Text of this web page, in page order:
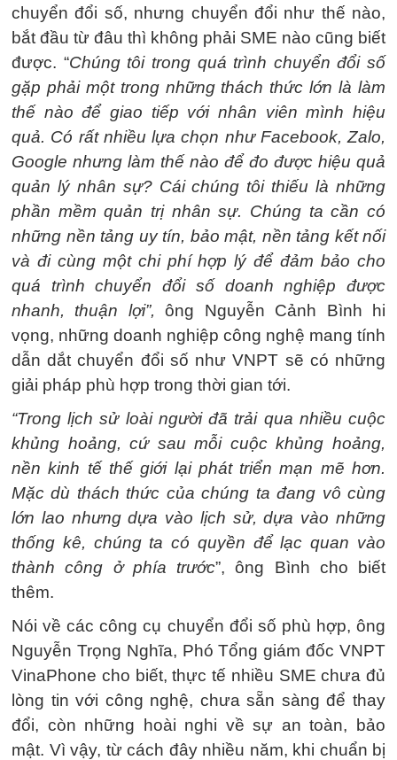
chuyển đổi số, nhưng chuyển đổi như thế nào,
bắt đầu từ đâu thì không phải SME nào cũng biết
được. “Chúng tôi trong quá trình chuyển đổi số
gặp phải một trong những thách thức lớn là làm
thế nào để giao tiếp với nhân viên mình hiệu
quả. Có rất nhiều lựa chọn như Facebook, Zalo,
Google nhưng làm thế nào để đo được hiệu quả
quản lý nhân sự? Cái chúng tôi thiếu là những
phần mềm quản trị nhân sự. Chúng ta cần có
những nền tảng uy tín, bảo mật, nền tảng kết nối
và đi cùng một chi phí hợp lý để đảm bảo cho
quá trình chuyển đổi số doanh nghiệp được
nhanh, thuận lợi”, ông Nguyễn Cảnh Bình hi
vọng, những doanh nghiệp công nghệ mang tính
dẫn dắt chuyển đổi số như VNPT sẽ có những
giải pháp phù hợp trong thời gian tới.
“Trong lịch sử loài người đã trải qua nhiều cuộc
khủng hoảng, cứ sau mỗi cuộc khủng hoảng,
nền kinh tế thế giới lại phát triển mạn mẽ hơn.
Mặc dù thách thức của chúng ta đang vô cùng
lớn lao nhưng dựa vào lịch sử, dựa vào những
thống kê, chúng ta có quyền để lạc quan vào
thành công ở phía trước”, ông Bình cho biết
thêm.
Nói về các công cụ chuyển đổi số phù hợp, ông
Nguyễn Trọng Nghĩa, Phó Tổng giám đốc VNPT
VinaPhone cho biết, thực tế nhiều SME chưa đủ
lòng tin với công nghệ, chưa sẵn sàng để thay
đổi, còn những hoài nghi về sự an toàn, bảo
mật. Vì vậy, từ cách đây nhiều năm, khi chuẩn bị